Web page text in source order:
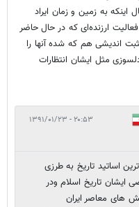
به زمین و زمان ایراد
ارزنده‌ای که در حال حاضر
اندیشی هم که شده آنها را
مثل ایشان انتظارات
۲۰:۵۳ - ۱۳۹۱/۰۱/۲۳
اساتید تاریخ به طرزی
ایشان تاریخ اسلام ودر
های معاصر ایران